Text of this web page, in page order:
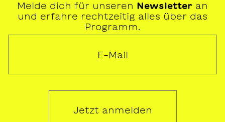
Melde dich für unseren Newsletter an
und erfahre rechtzeitig alles über das
Programm.